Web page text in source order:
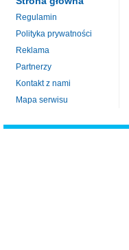
Regulamin
Polityka prywatności
Reklama
Partnerzy
Kontakt z nami
Mapa serwisu